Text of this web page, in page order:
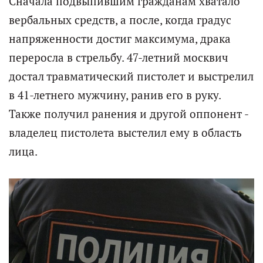
вербальных средств, а после, когда градус
напряженности достиг максимума, драка
переросла в стрельбу. 47-летний москвич
достал травматический пистолет и выстрелил
в 41-летнего мужчину, ранив его в руку.
Также получил ранения и другой оппонент -
владелец пистолета выстелил ему в область
лица.